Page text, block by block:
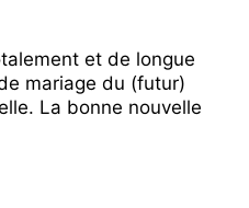
et de longue
mariage du (futur)
La bonne nouvelle
partir en lune de